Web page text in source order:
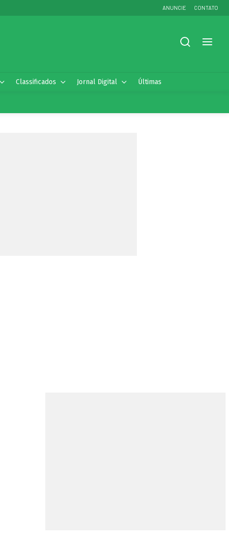
ANUNCIE CONTATO
Classificados Jornal Digital Últimas